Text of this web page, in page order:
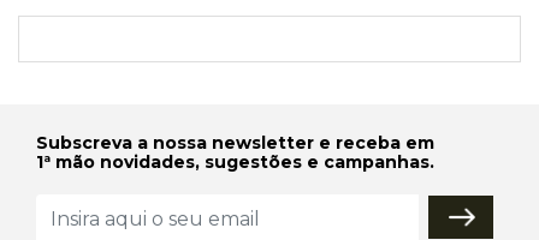
Subscreva a nossa newsletter e receba em
1ª mão novidades, sugestões e campanhas.